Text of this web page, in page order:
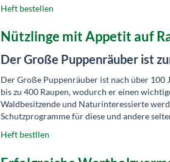
Heft bestellen
Nützlinge mit Appetit auf
Der Große Puppenräuber ist
Der Große Puppenräuber ist nach über 100
bis zu 400 Raupen, wodurch er einen
Waldbesitzende und Naturinteressierte
Schutzprogramme für diese und andere
Heft bestllen